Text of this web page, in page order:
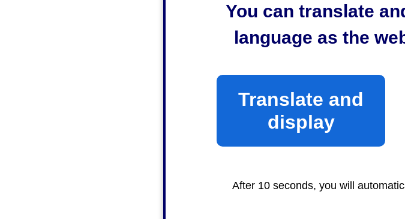
You can translate
language as the
Translate and
display
After 10 seconds, you will